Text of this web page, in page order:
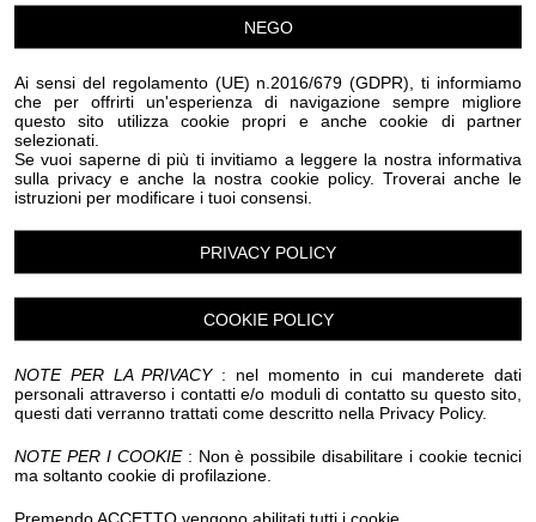
NEGO
Ai sensi del regolamento (UE) n.2016/679 (GDPR), ti informiamo
che per offrirti un'esperienza di navigazione sempre migliore
questo sito utilizza cookie propri e anche cookie di partner
selezionati.
Se vuoi saperne di più ti invitiamo a leggere la nostra informativa
sulla privacy e anche la nostra cookie policy. Troverai anche le
istruzioni per modificare i tuoi consensi.
PRIVACY POLICY
COOKIE POLICY
NOTE PER LA PRIVACY: nel momento in cui manderete dati
personali attraverso i contatti e/o moduli di contatto su questo sito,
questi dati verranno trattati come descritto nella Privacy Policy.
NOTE PER I COOKIE: Non è possibile disabilitare i cookie tecnici
ma soltanto cookie di profilazione.
Premendo ACCETTO vengono abilitati tutti i cookie.
Eventi Halloween DolceacquaEventi Halloween Dolcedo
Eventi Halloween ImperiaEventi Halloween Isolabona
Eventi Halloween Lucinasco
Eventi Halloween Mendatica
Eventi Halloween Molini di Triora
Eventi Halloween Montegrosso Pian Latte
Eventi Halloween Olivetta San Michele
Eventi Halloween OspedalettiEventi Halloween Perinaldo
Eventi Halloween Pietrabruna
Eventi Halloween Pieve Di Teco
Eventi Halloween Pompeiana
Eventi Halloween Pontedassio
Eventi Halloween RanzoEventi Halloween Rezzo
Eventi Halloween Riva Ligure
Eventi Halloween San Bartolomeo al Mare
Eventi Halloween San Biagio della Cima
Eventi Halloween San Lorenzo al Mare
Eventi Halloween Sanremo
Eventi Halloween Santo Stefano al Mare